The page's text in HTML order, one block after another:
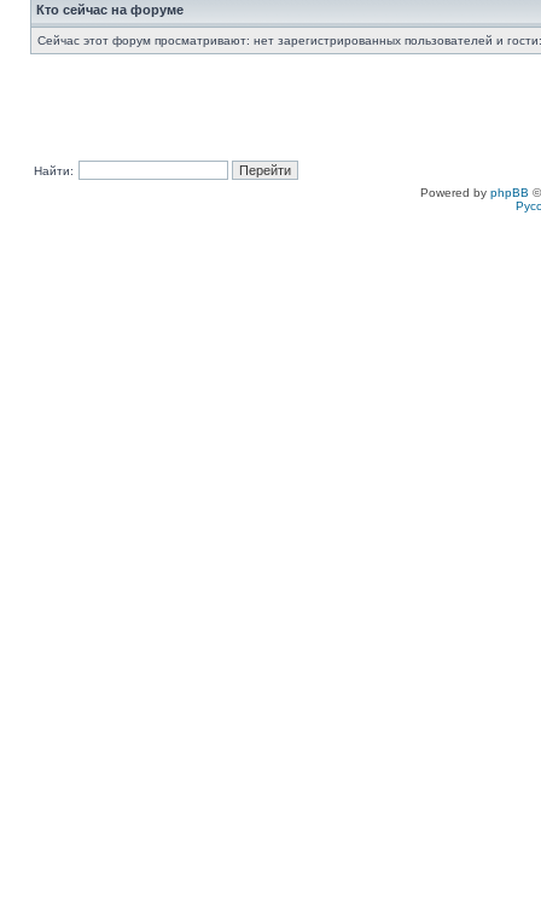
Кто сейчас на форуме
Сейчас этот форум просматривают: нет зарегистрированных пользователей и
Найти:
Powered by phpBB